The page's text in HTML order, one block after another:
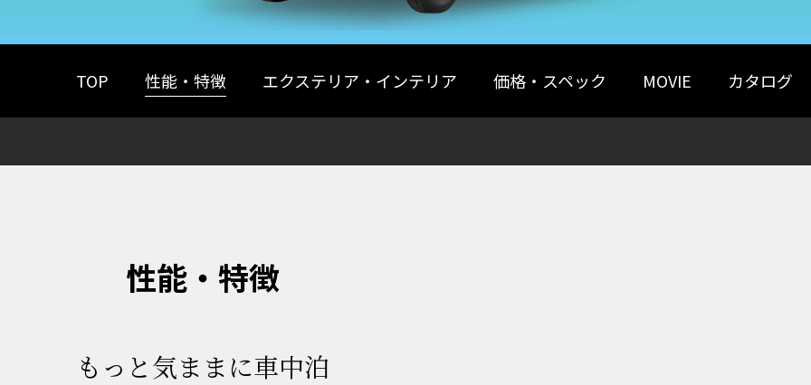
TOP 性能・特徴 エクステリア・インテリア 価格・スペック MOVIE カタログ
性能・特徴
もっと気ままに車中泊